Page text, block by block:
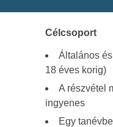
Célcsoport
Általános
18 éves korig)
A részvétel
ingyenes
Egy